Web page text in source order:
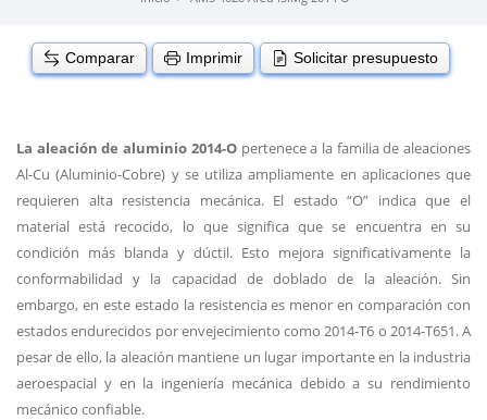
Comparar Imprimir Solicitar presupuesto
La aleación de aluminio 2014-Opertenece a la familia de aleaciones
Al-Cu (Aluminio-Cobre) y se utiliza ampliamente en aplicaciones que
requieren alta resistencia mecánica. El estado “O” indica que el
material está recocido, lo que significa que se encuentra en su
condición más blanda y dúctil. Esto mejora significativamente la
conformabilidad y la capacidad de doblado de la aleación. Sin
embargo, en este estado la resistencia es menor en comparación con
estados endurecidos por envejecimiento como 2014-T6 o 2014-T651. A
pesar de ello, la aleación mantiene un lugar importante en la industria
aeroespacial y en la ingeniería mecánica debido a su rendimiento
mecánico confiable.